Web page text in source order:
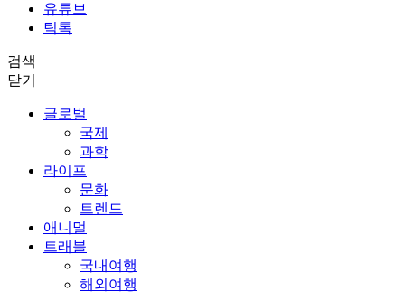
유튜브
틱톡
검색
닫기
글로벌
국제
과학
라이프
문화
트렌드
애니멀
트래블
국내여행
해외여행